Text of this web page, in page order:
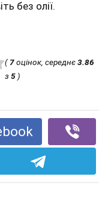
без олії.
( 7оцінок, середнє3.86
з 5)